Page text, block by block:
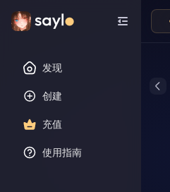
发现
创建
充值
使用指南